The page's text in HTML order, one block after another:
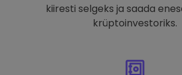
kiiresti selgeks ja saada
krüptoinvestoriks.